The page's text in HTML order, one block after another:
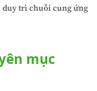
duy trì chuỗi cung ứng
mục